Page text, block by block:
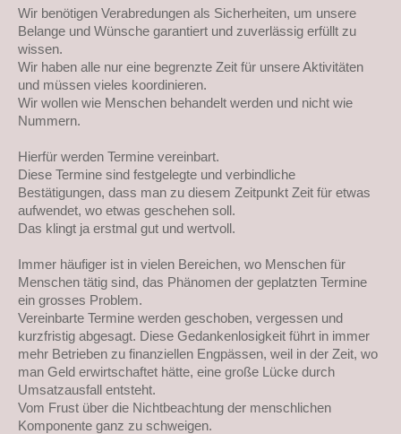
Wir benötigen Verabredungen als Sicherheiten, um unsere
Belange und Wünsche garantiert und zuverlässig erfüllt zu
wissen.
Wir haben alle nur eine begrenzte Zeit für unsere Aktivitäten
und müssen vieles koordinieren.
Wir wollen wie Menschen behandelt werden und nicht wie
Nummern.
Hierfür werden Termine vereinbart.
Diese Termine sind festgelegte und verbindliche
Bestätigungen, dass man zu diesem Zeitpunkt Zeit für etwas
aufwendet, wo etwas geschehen soll.
Das klingt ja erstmal gut und wertvoll.
Immer häufiger ist in vielen Bereichen, wo Menschen für
Menschen tätig sind, das Phänomen der geplatzten Termine
ein grosses Problem.
Vereinbarte Termine werden geschoben, vergessen und
kurzfristig abgesagt. Diese Gedankenlosigkeit führt in immer
mehr Betrieben zu finanziellen Engpässen, weil in der Zeit, wo
man Geld erwirtschaftet hätte, eine große Lücke durch
Umsatzausfall entsteht.
Vom Frust über die Nichtbeachtung der menschlichen
Komponente ganz zu schweigen.